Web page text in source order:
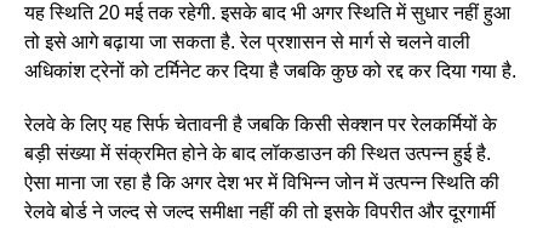
यह स्थिति 20 मई तक रहेगी. इसके बाद भी अगर स्थिति में सुधार नहीं हुआ
तो इसे आगे बढ़ाया जा सकता है. रेल प्रशासन से मार्ग से चलने वाली
अधिकांश ट्रेनों को टर्मिनेट कर दिया है जबकि कुछ को रद्द कर दिया गया है.
रेलवे के लिए यह सिर्फ चेतावनी है जबकि किसी सेक्शन पर रेलकर्मियों के
बड़ी संख्या में संक्रमित होने के बाद लॉकडाउन की स्थित उत्पन्न हुई है.
ऐसा माना जा रहा है कि अगर देश भर में विभिन्न जोन में उत्पन्न स्थिति की
रेलवे बोर्ड ने जल्द से जल्द समीक्षा नहीं की तो इसके विपरीत और दूरगार्मी